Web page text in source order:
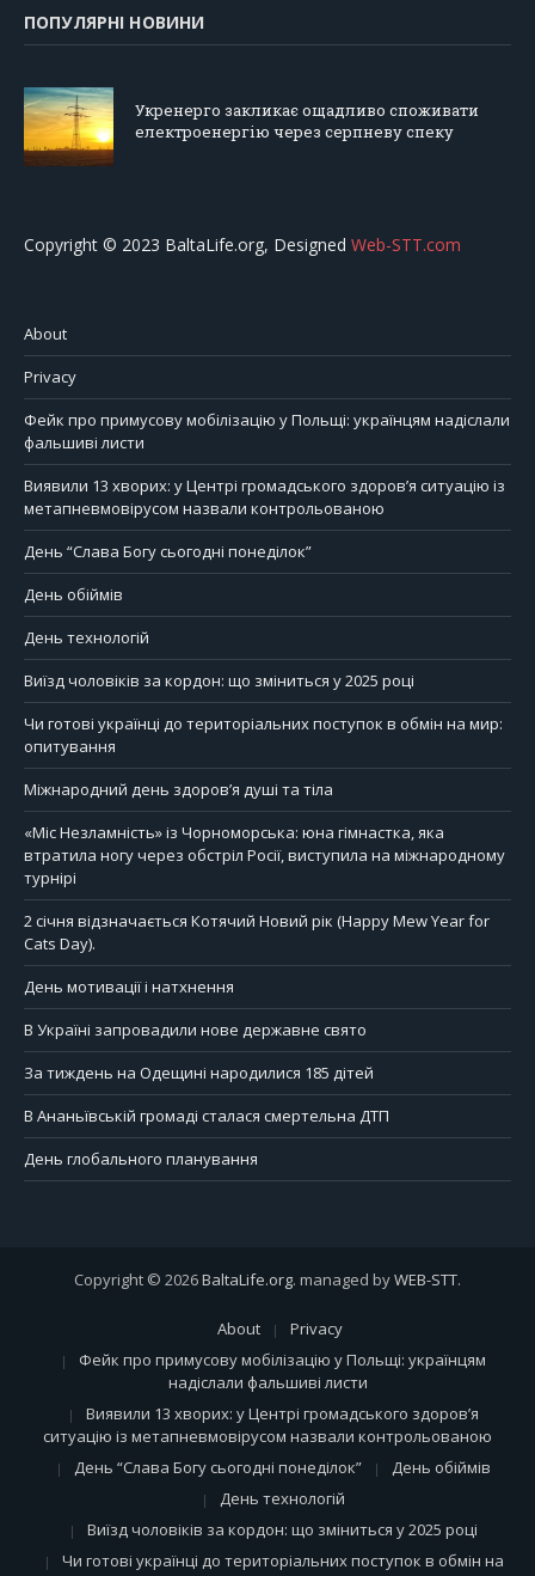
ПОПУЛЯРНІ НОВИНИ
Укренерго закликає ощадливо споживати
електроенергію через серпневу спеку
Copyright © 2023 BaltaLife.org, Designed Web-STT.com
About
Privacy
Фейк про примусову мобілізацію у Польщі: українцям надіслали
фальшиві листи
Виявили 13 хворих: у Центрі громадського здоров’я ситуацію із
метапневмовірусом назвали контрольованою
День “Слава Богу сьогодні понеділок”
День обіймів
День технологій
Виїзд чоловіків за кордон: що зміниться у 2025 році
Чи готові українці до територіальних поступок в обмін на мир:
опитування
Міжнародний день здоров’я душі та тіла
«Міс Незламність» із Чорноморська: юна гімнастка, яка
втратила ногу через обстріл Росії, виступила на міжнародному
турнірі
2 січня відзначається Котячий Новий рік (Happy Mew Year for
Cats Day).
День мотивації і натхнення
В Україні запровадили нове державне свято
За тиждень на Одещині народилися 185 дітей
В Ананьївській громаді сталася смертельна ДТП
День глобального планування
Copyright © 2026BaltaLife.org. managed byWEB-STT.
About
Privacy
Фейк про примусову мобілізацію у Польщі: українцям
надіслали фальшиві листи
Виявили 13 хворих: у Центрі громадського здоров’я
ситуацію із метапневмовірусом назвали контрольованою
День “Слава Богу сьогодні понеділок”
День обіймів
День технологій
Виїзд чоловіків за кордон: що зміниться у 2025 році
Чи готові українці до територіальних поступок в обмін на